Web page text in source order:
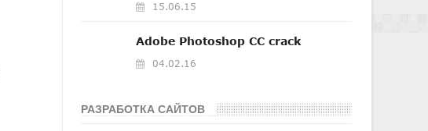
15.06.15
Adobe Photoshop CC crack
04.02.16
РАЗРАБОТКА САЙТОВ